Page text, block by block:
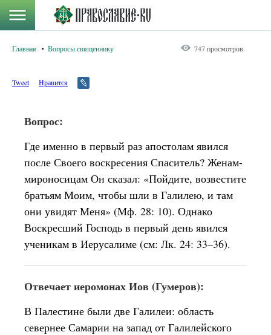
Главная Вопросы священнику 747 просмотров
Tweet Нравится
Вопрос:
Где именно в первый раз апостолам явился
после Своего воскресения Спаситель? Женам-
мироносицам Он сказал: «Пойдите, возвестите
братьям Моим, чтобы шли в Галилею, и там
они увидят Меня» (Мф. 28: 10). Однако
Воскресший Господь в первый день явился
ученикам в Иерусалиме (см: Лк. 24: 33–36).
Отвечает иеромонах Иов (Гумеров):
В Палестине были две Галилеи: область
севернее Самарии на запад от Галилейского